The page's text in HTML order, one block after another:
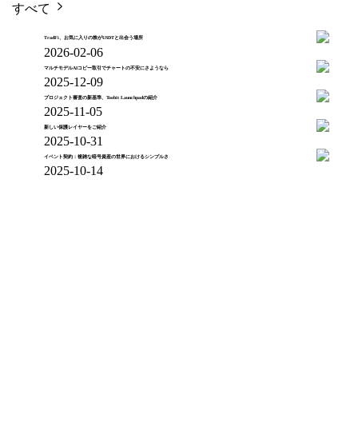
すべて
TradFi、お気に入りの株がUSDTと出会う場所
2026-02-06
マルチモデルAIコピー取引でチャートの不安にさようなら
2025-12-09
プロジェクト審査の新基準、Toobit Launchpadの紹介
2025-11-05
新しい保護レイヤーをご紹介
2025-10-31
イベント契約：複雑な暗号資産の世界におけるシンプルさ
2025-10-14